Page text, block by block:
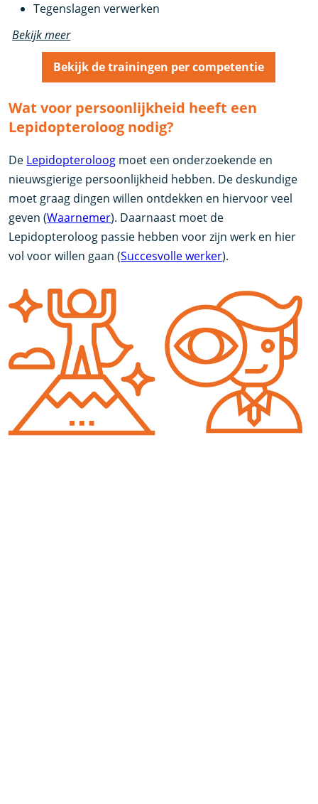
Tegenslagen verwerken
Bekijk meer
Bekijk de trainingen per competentie
Wat voor persoonlijkheid heeft een
Lepidopteroloog nodig?
De Lepidopteroloog moet een onderzoekende en
nieuwsgierige persoonlijkheid hebben. De deskundige
moet graag dingen willen ontdekken en hiervoor veel
geven (Waarnemer). Daarnaast moet de
Lepidopteroloog passie hebben voor zijn werk en hier
vol voor willen gaan (Succesvolle werker).